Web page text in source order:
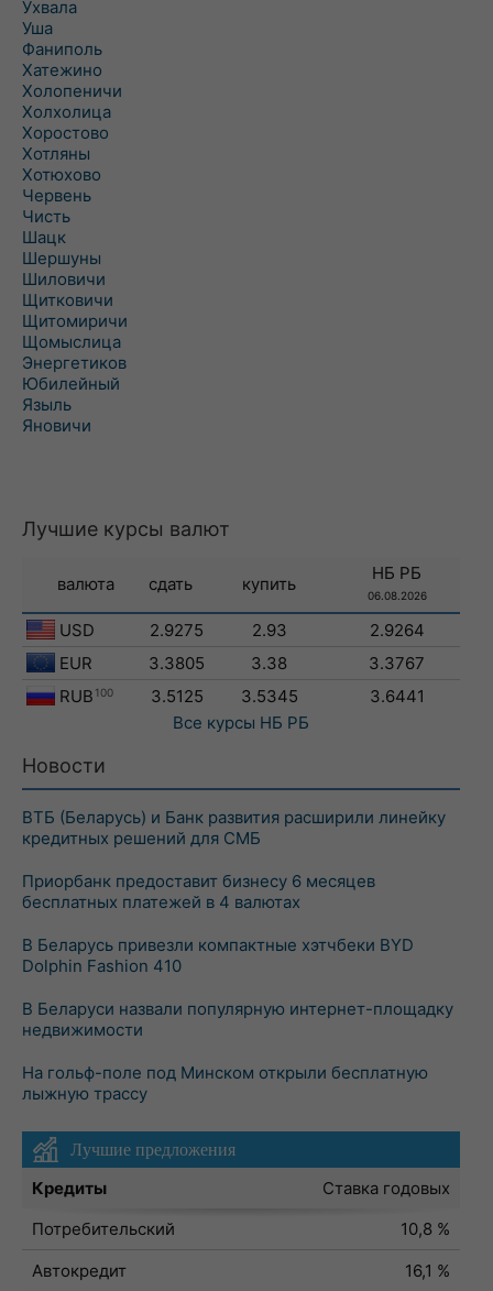
Ухвала
Уша
Фаниполь
Хатежино
Холопеничи
Холхолица
Хоростово
Хотляны
Хотюхово
Червень
Чисть
Шацк
Шершуны
Шиловичи
Щитковичи
Щитомиричи
Щомыслица
Энергетиков
Юбилейный
Языль
Яновичи
Лучшие курсы валют
валюта сдать купить
НБ РБ
06.08.2026
USD 2.9275 2.93
2.9264
EUR
3.3805 3.38
3.3767
RUB 100 3.5125 3.5345
3.6441
Все курсы НБ РБ
Новости
ВТБ (Беларусь) и Банк развития расширили линейку
кредитных решений для СМБ
Приорбанк предоставит бизнесу 6 месяцев
бесплатных платежей в 4 валютах
В Беларусь привезли компактные хэтчбеки BYD
Dolphin Fashion 410
В Беларуси назвали популярную интернет-площадку
недвижимости
На гольф-поле под Минском открыли бесплатную
лыжную трассу
Лучшие предложения
Кредиты
Ставка годовых
Потребительский
10,8 %
Автокредит
16,1 %